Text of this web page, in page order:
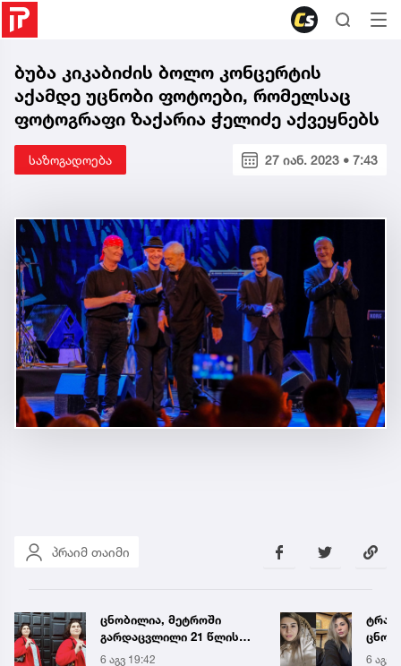
ბუბა კიკაბიძის ბოლო კონცერტის
აქამდე უცნობი ფოტოები, რომელსაც
ფოტოგრაფი ზაქარია ჭელიძე აქვეყნებს
საზოგადოება 27 იან. 2023 • 7:43
პრაიმ თაიმი
ტრაგედია ხობში -
ცნობილი ხდება
დაღუპული დედა-შვილის
6 აგვ 19:58 6 აგვ